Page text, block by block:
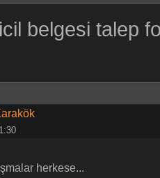
belgesi talep
herkese...